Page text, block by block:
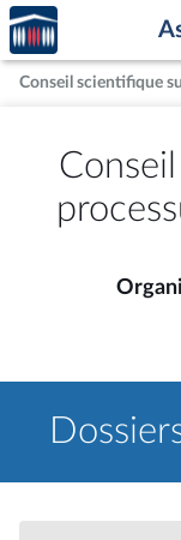
Aller au contenu
Aller en bas de la
Accèder
à la
page
d'accueil